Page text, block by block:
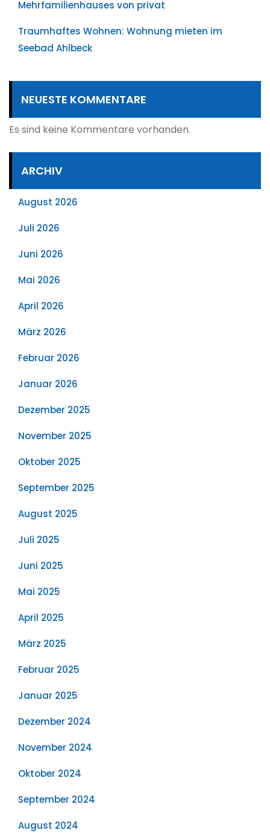
Mehrfamilienhauses von privat
Traumhaftes Wohnen: Wohnung mieten im
Seebad Ahlbeck
NEUESTE KOMMENTARE
Es sind keine Kommentare vorhanden.
ARCHIV
August 2026
Juli 2026
Juni 2026
Mai 2026
April 2026
März 2026
Februar 2026
Januar 2026
Dezember 2025
November 2025
Oktober 2025
September 2025
August 2025
Juli 2025
Juni 2025
Mai 2025
April 2025
März 2025
Februar 2025
Januar 2025
Dezember 2024
November 2024
Oktober 2024
September 2024
August 2024